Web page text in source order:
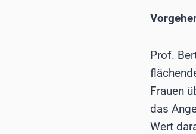
Prof.
Frauen
das
Wert